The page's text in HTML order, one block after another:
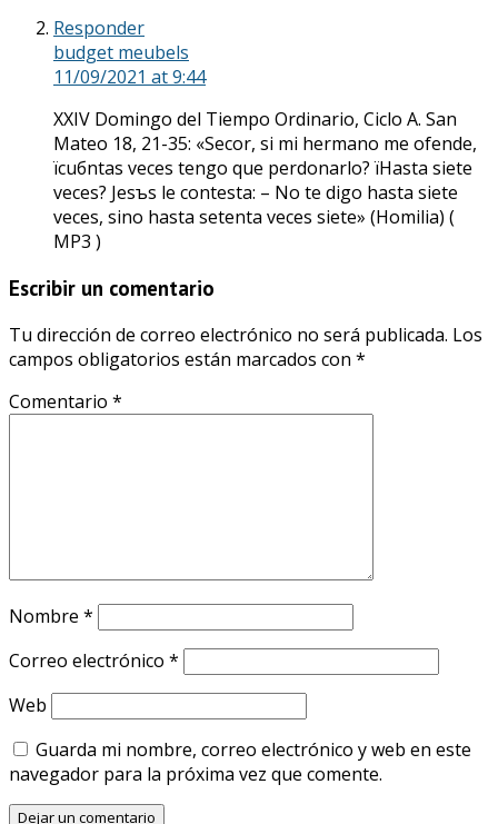
Responder
budget meubels
11/09/2021 at 9:44
XXIV Domingo del Tiempo Ordinario, Ciclo A. San
Mateo 18, 21-35: «Seсor, si mi hermano me ofende,
їcuбntas veces tengo que perdonarlo? їHasta siete
veces? Jesъs le contesta: – No te digo hasta siete
veces, sino hasta setenta veces siete» (Homilia) (
MP3 )
Escribir un comentario
Tu dirección de correo electrónico no será publicada. Los
campos obligatorios están marcados con *
Comentario *
Nombre *
Correo electrónico *
Web
Guarda mi nombre, correo electrónico y web en este
navegador para la próxima vez que comente.